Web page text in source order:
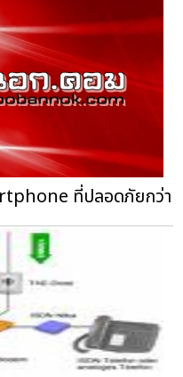
ที่ปลอดภัยกว่า